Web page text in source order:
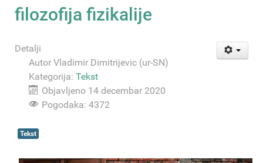
filozofija fizikalije
Detalji
Autor Vladimir Dimitrijevic (ur-SN)
Kategorija: Tekst
Objavljeno 14 decembar 2020
Pogodaka: 4372
Tekst